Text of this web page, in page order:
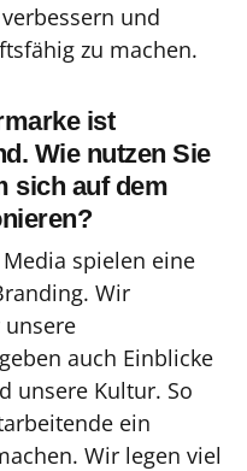
und
zu machen.
ist
Wie nutzen Sie
sich auf dem
spielen eine
Wir
auch Einblicke
unsere Kultur. So
ein
Wir legen viel